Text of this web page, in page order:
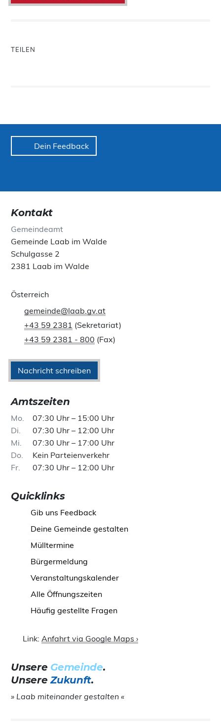
TEILEN
Dein Feedback
Kontakt
Gemeindeamt
Gemeinde Laab im Walde
Schulgasse 2
2381 Laab im Walde
Österreich
gemeinde@laab.gv.at
+43 59 2381 (Sekretariat)
+43 59 2381 - 800 (Fax)
Nachricht schreiben
Amtszeiten
Mo
07:30 Uhr – 15:00 Uhr
Di
07:30 Uhr – 12:00 Uhr
Mi
07:30 Uhr – 17:00 Uhr
Do
Kein Parteienverkehr
Fr
07:30 Uhr – 12:00 Uhr
Quicklinks
Gib uns Feedback
Deine Gemeinde gestalten
Mülltermine
Bürgermeldung
Veranstaltungskalender
Alle Öffnungszeiten
Häufig gestellte Fragen
Link:Anfahrt via Google Maps ›
Unsere Gemeinde.
UnsereZukunft.
» Laab miteinander gestalten «